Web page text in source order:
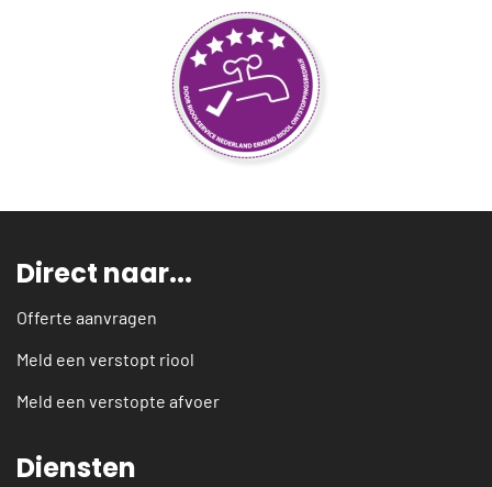
Direct naar...
Offerte aanvragen
Meld een verstopt riool
Meld een verstopte afvoer
Diensten